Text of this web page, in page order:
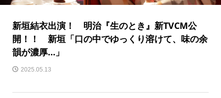
新垣結衣出演！ 明治『生のとき』新TVCM公
開！！ 新垣「口の中でゆっくり溶けて、味の余
韻が濃厚…」
2025.05.13